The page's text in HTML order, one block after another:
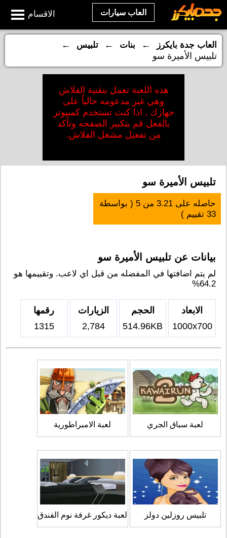
الاقسام العاب سيارات
العاب جدة بايكرز ← بنات ← تلبيس
←
تلبيس الأميرة سو
هذه اللعبة تعمل بتقنية الفلاش
وهي غير مدعومه حالياً على
جهازك , اذا كنت تستخدم كمبيوتر
بالفعل قم بتكبير الصفحه وتأكد
من تفعيل مشغل الفلاش.
تلبيس الأميرة سو
حاصله على3.21 من5 ( بواسطة
33 تقييم )
بيانات عن تلبيس الأميرة سو
لم يتم اضافتها في المفضله من قبل اي لاعب. وتقييمها هو
64.2%
الابعاد
1000x700
الحجم
514.96KB
الزيارات
2,784
رقمها
1315
لعبة سباق الجري لعبة الامبراطورية
تلبيس روزلين دولز لعبة ديكور غرفة نوم الفندق